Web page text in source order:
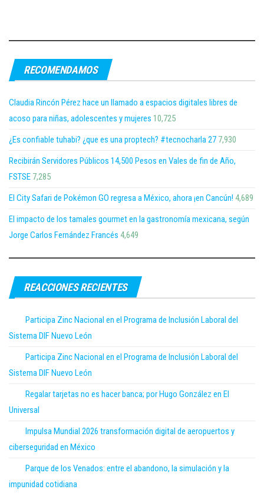
RECOMENDAMOS
Claudia Rincón Pérez hace un llamado a espacios digitales libres de
acoso para niñas, adolescentes y mujeres 10,725
¿Es confiable tuhabi? ¿que es una proptech? #tecnocharla 27 7,930
Recibirán Servidores Públicos 14,500 Pesos en Vales de fin de Año,
FSTSE 7,285
El City Safari de Pokémon GO regresa a México, ahora ¡en Cancún! 4,689
El impacto de los tamales gourmet en la gastronomía mexicana, según
Jorge Carlos Fernández Francés 4,649
REACCIONES RECIENTES
Participa Zinc Nacional en el Programa de Inclusión Laboral del
Sistema DIF Nuevo León
Participa Zinc Nacional en el Programa de Inclusión Laboral del
Sistema DIF Nuevo León
Regalar tarjetas no es hacer banca; por Hugo González en El
Universal
Impulsa Mundial 2026 transformación digital de aeropuertos y
ciberseguridad en México
Parque de los Venados: entre el abandono, la simulación y la
impunidad cotidiana